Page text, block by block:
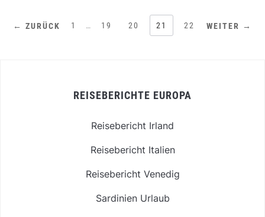
← ZURÜCK 1 … 19 20 21 22 WEITER →
REISEBERICHTE EUROPA
Reisebericht Irland
Reisebericht Italien
Reisebericht Venedig
Sardinien Urlaub